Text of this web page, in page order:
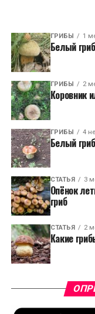
ГРИБЫ 1
Белый
ГРИБЫ 2
Коровник
ГРИБЫ 4
Белый
СТАТЬЯ 3
Опёнок
гриб
СТАТЬЯ 2
Какие